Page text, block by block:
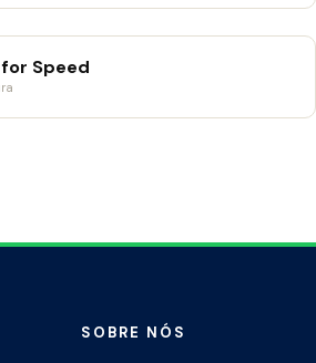
Speed
SOBRE NÓS